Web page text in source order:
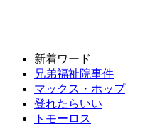
新着ワード
兄弟福祉院事件
マックス・ホップ
登れたらいい
トモーロス